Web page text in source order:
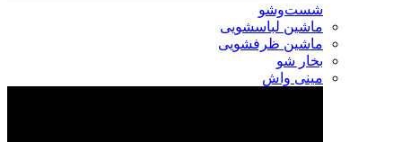
شست‌وشو
ماشین لباسشویی
ماشین ظرفشویی
بخار شو
مینی واش